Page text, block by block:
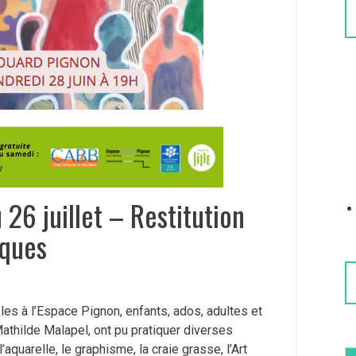
26 juillet – Restitution
à l’Espace Pignon, enfants, ados, adultes et
Malapel, ont pu pratiquer diverses
le graphisme, la craie grasse, l’Art